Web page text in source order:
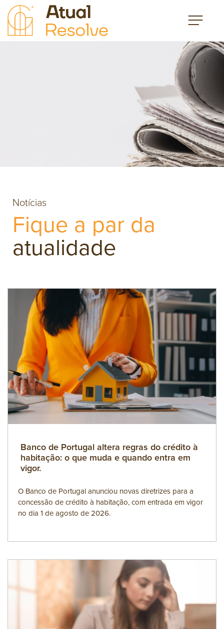
Notícias
Fique a par da
atualidade
Banco de Portugal altera regras do crédito à
habitação: o que muda e quando entra em
vigor.
O Banco de Portugal anunciou novas diretrizes para a
concessão de crédito à habitação, com entrada em vigor
no dia 1 de agosto de 2026.